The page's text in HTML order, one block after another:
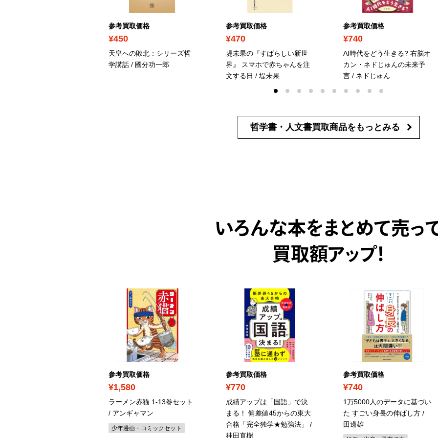
参考買取価格
¥450
天皇への敗北：シリーズ哲
学講話 / 國分功一郎
参考買取価格
¥470
堤未果の『すばらしい新世
界』 スマホで赤ちゃんを注
文する日 / 堤未果
参考買取価格
¥740
AI時代をどう生きる? 右脳オ
カン・ネドじゅんの未来予
言 / ネドじゅん
哲学書・人文書買取商品を もっとみる
いろんな本をまとめて売っ
買取額アップ！
参考買取価格
¥1,580
ラーメン赤猫 1-13巻セット
/ アンギャマン
少年漫画・コミックセット
参考買取価格
¥770
成績アップは「国語」で決
まる！ 偏差値45からの東大
合格「完全独学★勉強法」 /
神田直樹
参考買取価格
¥740
1万5000人のデータに基づい
た すごい身長の伸ばし方 /
田邊雄